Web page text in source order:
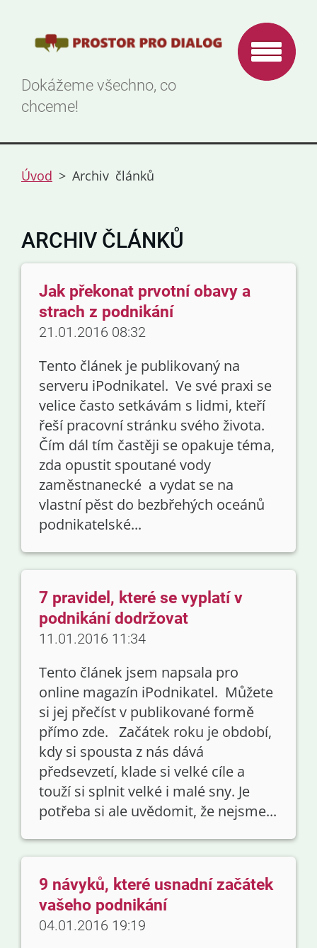
Dokážeme všechno, co
chceme!
Úvod > Archiv článků
ARCHIV ČLÁNKŮ
Jak překonat prvotní obavy a
strach z podnikání
21.01.2016 08:32
Tento článek je publikovaný na
serveru iPodnikatel. Ve své praxi se
velice často setkávám s lidmi, kteří
řeší pracovní stránku svého života.
Čím dál tím častěji se opakuje téma,
zda opustit spoutané vody
zaměstnanecké a vydat se na
vlastní pěst do bezbřehých oceánů
podnikatelské...
7 pravidel, které se vyplatí v
podnikání dodržovat
11.01.2016 11:34
Tento článek jsem napsala pro
online magazín iPodnikatel. Můžete
si jej přečíst v publikované formě
přímo zde. Začátek roku je období,
kdy si spousta z nás dává
předsevzetí, klade si velké cíle a
touží si splnit velké i malé sny. Je
potřeba si ale uvědomit, že nejsme...
9 návyků, které usnadní začátek
vašeho podnikání
04.01.2016 19:19